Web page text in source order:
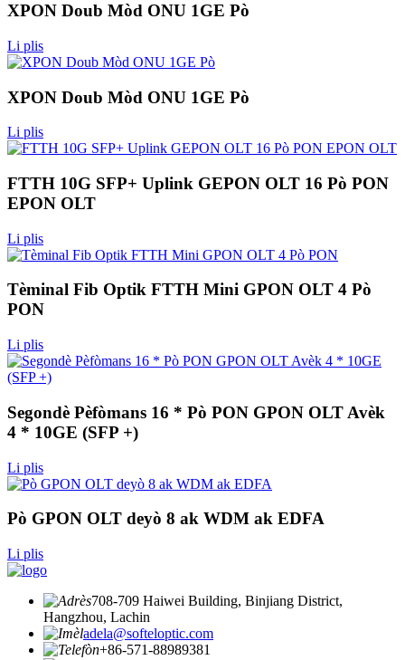
XPON Doub Mòd ONU 1GE Pò
Li plis
XPON Doub Mòd ONU 1GE Pò
Li plis
FTTH 10G SFP+ Uplink GEPON OLT 16 Pò PON
EPON OLT
Li plis
Tèminal Fib Optik FTTH Mini GPON OLT 4 Pò
PON
Li plis
Segondè Pèfòmans 16 * Pò PON GPON OLT Avèk
4 * 10GE (SFP +)
Li plis
Pò GPON OLT deyò 8 ak WDM ak EDFA
Li plis
708-709 Haiwei Building, Binjiang District,
Hangzhou, Lachin
adela@softeloptic.com
+86-571-88989381